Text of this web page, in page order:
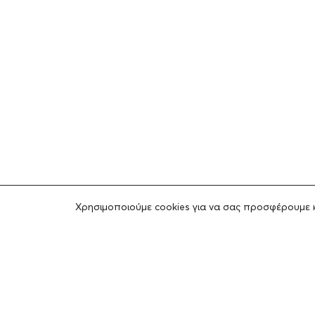
Χρησιμοποιούμε cookies για να σας προσφέρουμε